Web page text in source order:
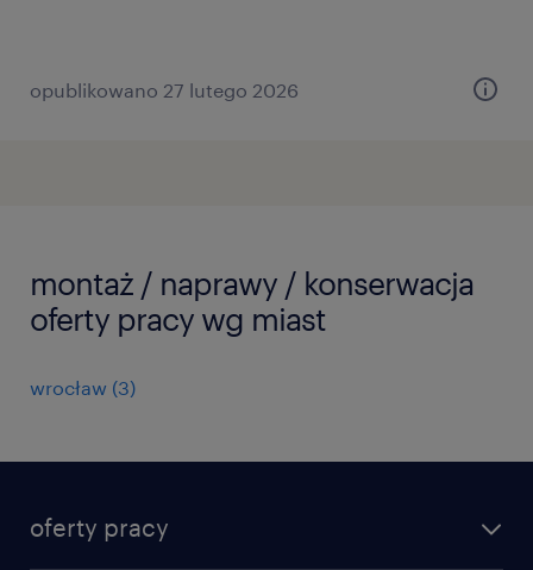
opublikowano 27 lutego 2026
montaż / naprawy / konserwacja
oferty pracy wg miast
wrocław (3)
oferty pracy